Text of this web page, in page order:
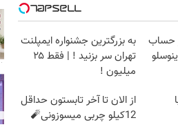
حساب
به بزرگترین جشنواره ایمپلنت
تهران سر بزنید ! | فقط ۲۵
میلیون !
با
از الان تا آخر تابستون حداقل
12کیلو چربی میسوزونی🧨